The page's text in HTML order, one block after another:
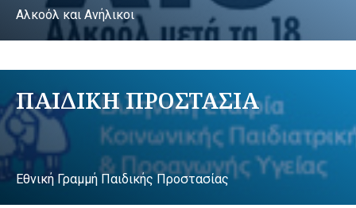
Αλκοόλ και Ανήλικοι
ΠΑΙΔΙΚΗ ΠΡΟΣΤΑΣΙΑ
Εθνική Γραμμή Παιδικής Προστασίας